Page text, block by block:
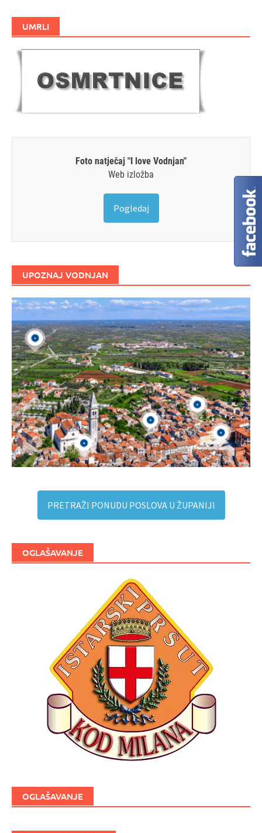
UMRLI
Foto natječaj "I love Vodnjan"
Web izložba
Pogledaj
UPOZNAJ VODNJAN
PRETRAŽI PONUDU POSLOVA U ŽUPANIJI
OGLAŠAVANJE
OGLAŠAVANJE